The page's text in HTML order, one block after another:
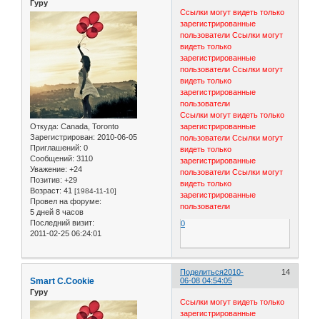
Гуру
Откуда: Canada, Toronto
Зарегистрирован: 2010-06-05
Приглашений: 0
Сообщений: 3110
Уважение: +24
Позитив: +29
Возраст: 41 [1984-11-10]
Провел на форуме:
5 дней 8 часов
Последний визит:
2011-02-25 06:24:01
Ссылки могут видеть только
зарегистрированные
пользователи Ссылки могут
видеть только
зарегистрированные
пользователи Ссылки могут
видеть только
зарегистрированные
пользователи
Ссылки могут видеть только
зарегистрированные
пользователи Ссылки могут
видеть только
зарегистрированные
пользователи Ссылки могут
видеть только
зарегистрированные
пользователи
0
Поделиться 14
2010-
06-08 04:54:05
Smart C.Cookie
Гуру
Ссылки могут видеть только
зарегистрированные